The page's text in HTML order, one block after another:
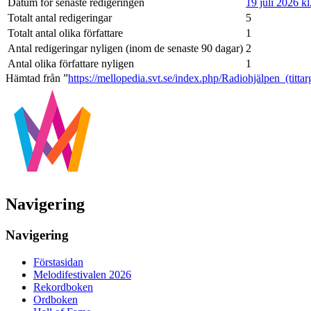
Datum för senaste redigeringen
19 juli 2026
Totalt antal redigeringar
5
Totalt antal olika författare
1
Antal redigeringar nyligen (inom de senaste 90 dagar) 2
Antal olika författare nyligen
1
Hämtad från ”https://mellopedia.svt.se/index.php/
Navigering
Navigering
Förstasidan
Melodifestivalen 2026
Rekordboken
Ordboken